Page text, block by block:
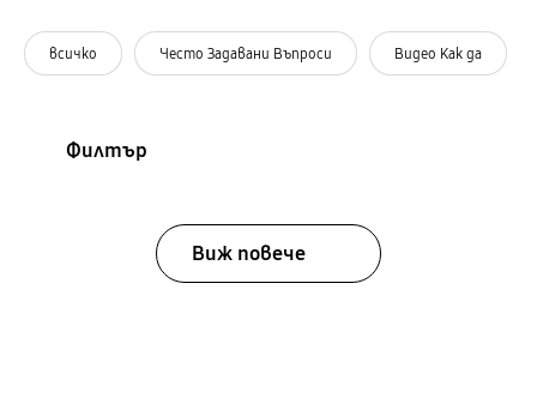
всичко Често Задавани Въпроси Видео Как да
Филтър
Виж повече